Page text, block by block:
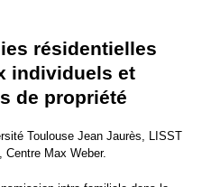
résidentielles
individuels et
de propriété
Toulouse Jean Jaurès, LISST
Centre Max Weber.